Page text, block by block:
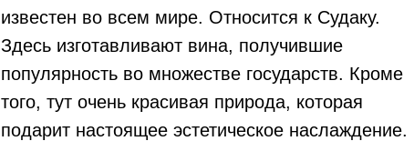
известен во всем мире. Относится к Судаку.
Здесь изготавливают вина, получившие
популярность во множестве государств. Кроме
того, тут очень красивая природа, которая
подарит настоящее эстетическое наслаждение.